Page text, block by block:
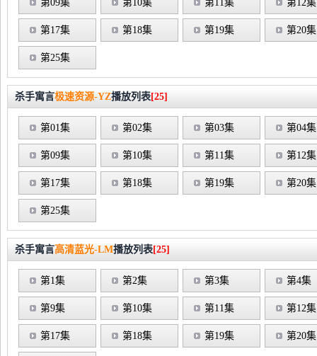
第09集 第10集 第11集 第12集
第17集 第18集 第19集 第20集
第25集
杀手寓言极速资源-YZ播放列表[25]
第01集 第02集 第03集 第04集
第09集 第10集 第11集 第12集
第17集 第18集 第19集 第20集
第25集
杀手寓言高清蓝光-LM播放列表[25]
第1集 第2集 第3集 第4集
第9集 第10集 第11集 第12集
第17集 第18集 第19集 第20集